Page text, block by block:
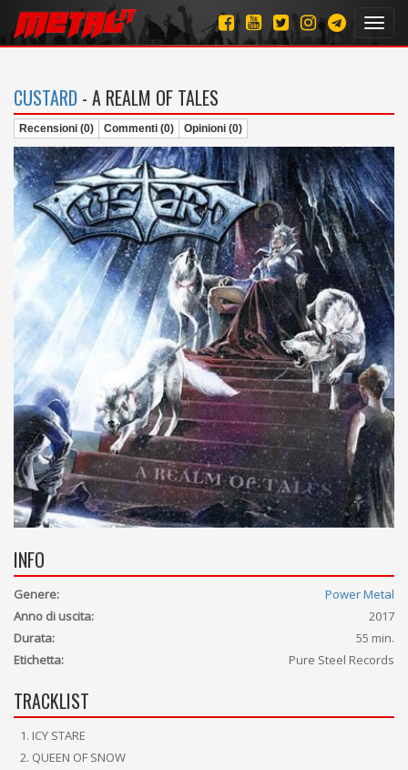
CUSTARD - A REALM OF TALES
Recensioni (0) Commenti (0) Opinioni (0)
INFO
Genere:
Power Metal
Anno di uscita:
2017
Durata:
55 min.
Etichetta:
Pure Steel Records
TRACKLIST
ICY STARE
QUEEN OF SNOW